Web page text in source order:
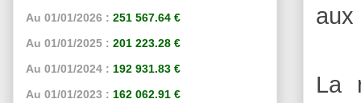
aux
La
Au 01/01/2026 : 251 567.64 €
Au 01/01/2025 : 201 223.28 €
Au 01/01/2024 : 192 931.83 €
Au 01/01/2023 : 162 062.91 €